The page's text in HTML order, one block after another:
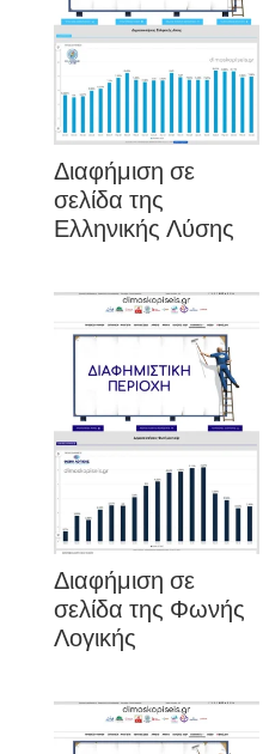
Διαφήμιση σε
σελίδα της
Ελληνικής Λύσης
Διαφήμιση σε
σελίδα της Φωνής
Λογικής